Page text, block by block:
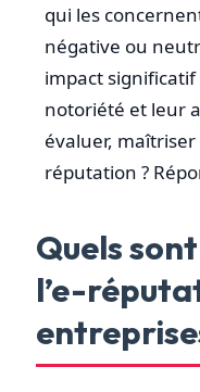
qui les
négative ou
impact
notoriété et leur
évaluer,
réputation ?
Quels
l’e-